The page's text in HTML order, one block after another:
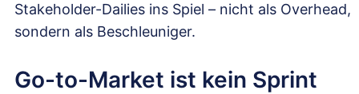
Stakeholder-Dailies ins Spiel – nicht als Overhead,
sondern als Beschleuniger.
Go-to-Market ist kein Sprint